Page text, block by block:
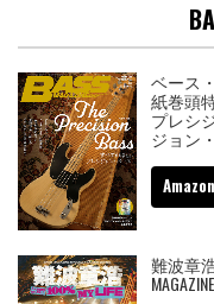
ベース
紙巻頭
プレシ
ジョン
難波章浩